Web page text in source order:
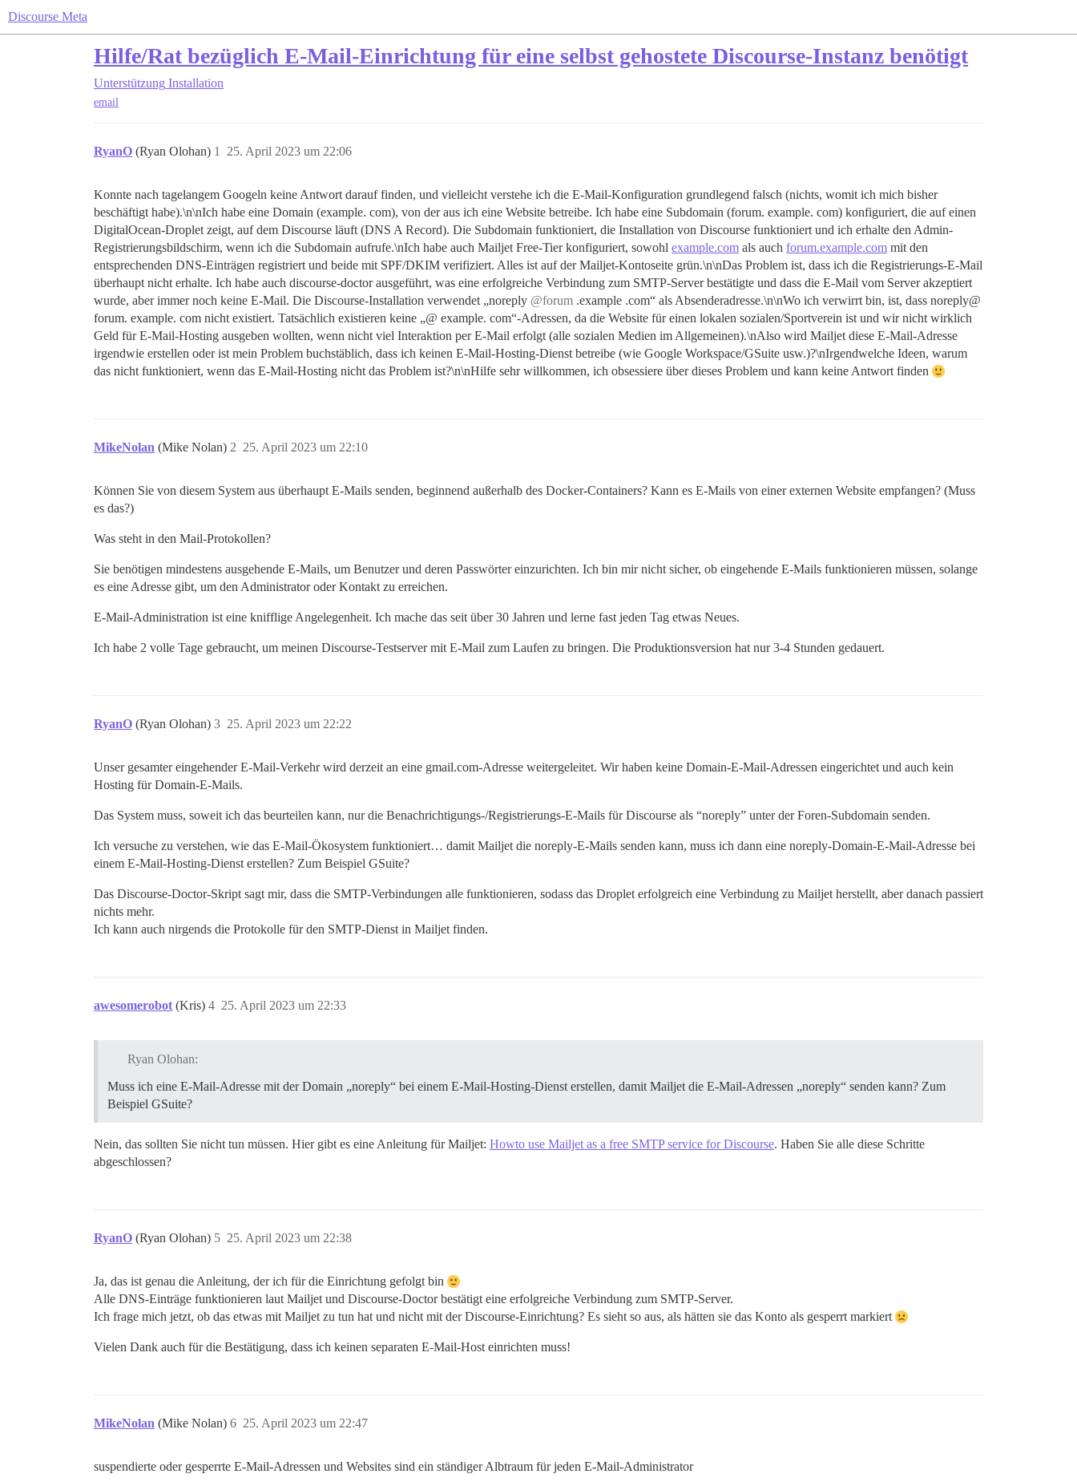
Discourse Meta
Hilfe/Rat bezüglich E-Mail-Einrichtung für eine selbst gehostete Discourse-Instanz benötigt
Unterstützung Installation
email
RyanO (Ryan Olohan) 25. April 2023 um 22:06
1
Konnte nach tagelangem Googeln keine Antwort darauf finden, und vielleicht verstehe ich die E-Mail-Konfiguration grundlegend falsch (nichts, womit ich mich bisher
beschäftigt habe).\n\nIch habe eine Domain (example. com), von der aus ich eine Website betreibe. Ich habe eine Subdomain (forum. example. com) konfiguriert, die auf einen
DigitalOcean-Droplet zeigt, auf dem Discourse läuft (DNS A Record). Die Subdomain funktioniert, die Installation von Discourse funktioniert und ich erhalte den Admin-
Registrierungsbildschirm, wenn ich die Subdomain aufrufe.\nIch habe auch Mailjet Free-Tier konfiguriert, sowohl example.com als auch forum.example.com mit den
entsprechenden DNS-Einträgen registriert und beide mit SPF/DKIM verifiziert. Alles ist auf der Mailjet-Kontoseite grün.\n\nDas Problem ist, dass ich die Registrierungs-E-Mail
überhaupt nicht erhalte. Ich habe auch discourse-doctor ausgeführt, was eine erfolgreiche Verbindung zum SMTP-Server bestätigte und dass die E-Mail vom Server akzeptiert
wurde, aber immer noch keine E-Mail. Die Discourse-Installation verwendet „noreply @forum .example .com“ als Absenderadresse.\n\nWo ich verwirrt bin, ist, dass noreply@
forum. example. com nicht existiert. Tatsächlich existieren keine „@ example. com“-Adressen, da die Website für einen lokalen sozialen/Sportverein ist und wir nicht wirklich
Geld für E-Mail-Hosting ausgeben wollten, wenn nicht viel Interaktion per E-Mail erfolgt (alle sozialen Medien im Allgemeinen).\nAlso wird Mailjet diese E-Mail-Adresse
irgendwie erstellen oder ist mein Problem buchstäblich, dass ich keinen E-Mail-Hosting-Dienst betreibe (wie Google Workspace/GSuite usw.)?\nIrgendwelche Ideen, warum
das nicht funktioniert, wenn das E-Mail-Hosting nicht das Problem ist?\n\nHilfe sehr willkommen, ich obsessiere über dieses Problem und kann keine Antwort finden
MikeNolan (Mike Nolan) 25. April 2023 um 22:10
2
Können Sie von diesem System aus überhaupt E-Mails senden, beginnend außerhalb des Docker-Containers? Kann es E-Mails von einer externen Website empfangen? (Muss
es das?)
Was steht in den Mail-Protokollen?
Sie benötigen mindestens ausgehende E-Mails, um Benutzer und deren Passwörter einzurichten. Ich bin mir nicht sicher, ob eingehende E-Mails funktionieren müssen, solange
es eine Adresse gibt, um den Administrator oder Kontakt zu erreichen.
E-Mail-Administration ist eine knifflige Angelegenheit. Ich mache das seit über 30 Jahren und lerne fast jeden Tag etwas Neues.
Ich habe 2 volle Tage gebraucht, um meinen Discourse-Testserver mit E-Mail zum Laufen zu bringen. Die Produktionsversion hat nur 3-4 Stunden gedauert.
RyanO (Ryan Olohan) 25. April 2023 um 22:22
3
Unser gesamter eingehender E-Mail-Verkehr wird derzeit an eine gmail.com-Adresse weitergeleitet. Wir haben keine Domain-E-Mail-Adressen eingerichtet und auch kein
Hosting für Domain-E-Mails.
Das System muss, soweit ich das beurteilen kann, nur die Benachrichtigungs-/Registrierungs-E-Mails für Discourse als “noreply” unter der Foren-Subdomain senden.
Ich versuche zu verstehen, wie das E-Mail-Ökosystem funktioniert… damit Mailjet die noreply-E-Mails senden kann, muss ich dann eine noreply-Domain-E-Mail-Adresse bei
einem E-Mail-Hosting-Dienst erstellen? Zum Beispiel GSuite?
Das Discourse-Doctor-Skript sagt mir, dass die SMTP-Verbindungen alle funktionieren, sodass das Droplet erfolgreich eine Verbindung zu Mailjet herstellt, aber danach passiert
nichts mehr.
Ich kann auch nirgends die Protokolle für den SMTP-Dienst in Mailjet finden.
awesomerobot (Kris) 25. April 2023 um 22:33
4
Ryan Olohan:
Muss ich eine E-Mail-Adresse mit der Domain „noreply“ bei einem E-Mail-Hosting-Dienst erstellen, damit Mailjet die E-Mail-Adressen „noreply“ senden kann? Zum
Beispiel GSuite?
Nein, das sollten Sie nicht tun müssen. Hier gibt es eine Anleitung für Mailjet: Howto use Mailjet as a free SMTP service for Discourse. Haben Sie alle diese Schritte
abgeschlossen?
RyanO (Ryan Olohan) 25. April 2023 um 22:38
5
Ja, das ist genau die Anleitung, der ich für die Einrichtung gefolgt bin
Alle DNS-Einträge funktionieren laut Mailjet und Discourse-Doctor bestätigt eine erfolgreiche Verbindung zum SMTP-Server.
Ich frage mich jetzt, ob das etwas mit Mailjet zu tun hat und nicht mit der Discourse-Einrichtung? Es sieht so aus, als hätten sie das Konto als gesperrt markiert
Vielen Dank auch für die Bestätigung, dass ich keinen separaten E-Mail-Host einrichten muss!
MikeNolan (Mike Nolan) 25. April 2023 um 22:47
6
suspendierte oder gesperrte E-Mail-Adressen und Websites sind ein ständiger Albtraum für jeden E-Mail-Administrator